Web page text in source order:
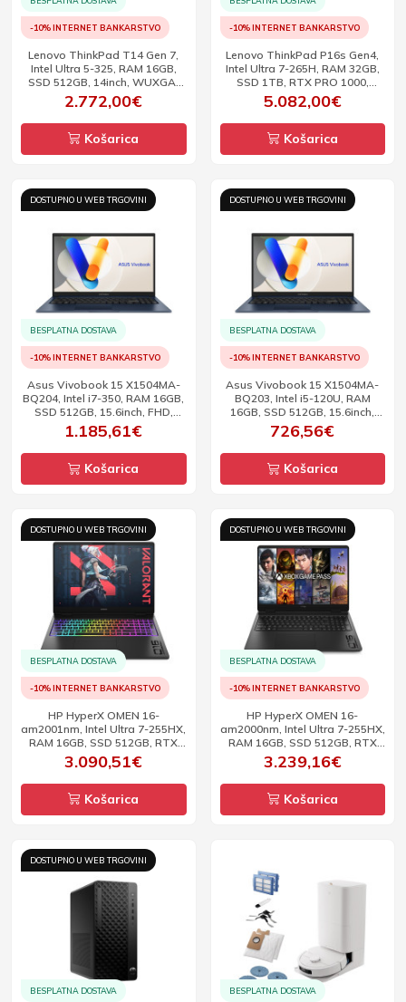
-10% INTERNET BANKARSTVO
Lenovo ThinkPad T14 Gen 7,
Intel Ultra 5-325, RAM 16GB,
SSD 512GB, 14inch, WUXGA,
W11P
2.772,00€
Košarica
-10% INTERNET BANKARSTVO
Lenovo ThinkPad P16s Gen4,
Intel Ultra 7-265H, RAM 32GB,
SSD 1TB, RTX PRO 1000,
16inch, WUXGA, W11P
5.082,00€
Košarica
DOSTUPNO U WEB TRGOVINI
BESPLATNA DOSTAVA
-10% INTERNET BANKARSTVO
Asus Vivobook 15 X1504MA-
BQ204, Intel i7-350, RAM 16GB,
SSD 512GB, 15.6inch, FHD,
DOS -BEZ ADAPTERA
1.185,61€
Košarica
DOSTUPNO U WEB TRGOVINI
BESPLATNA DOSTAVA
-10% INTERNET BANKARSTVO
Asus Vivobook 15 X1504MA-
BQ203, Intel i5-120U, RAM
16GB, SSD 512GB, 15.6inch,
FHD, DOS -BEZ ADAPTERA
726,56€
Košarica
DOSTUPNO U WEB TRGOVINI
BESPLATNA DOSTAVA
-10% INTERNET BANKARSTVO
HP HyperX OMEN 16-
am2001nm, Intel Ultra 7-255HX,
RAM 16GB, SSD 512GB, RTX
5070, 16inch, 2.5K, 240Hz, DOS
3.090,51€
Košarica
DOSTUPNO U WEB TRGOVINI
BESPLATNA DOSTAVA
-10% INTERNET BANKARSTVO
HP HyperX OMEN 16-
am2000nm, Intel Ultra 7-255HX,
RAM 16GB, SSD 512GB, RTX
5070, 16inch, 2.5K, 240Hz, W11
3.239,16€
Košarica
DOSTUPNO U WEB TRGOVINI
BESPLATNA DOSTAVA BESPLATNA DOSTAVA